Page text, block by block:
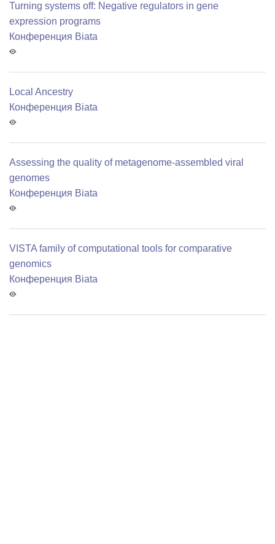
Turning systems off: Negative regulators in gene
expression programs
Конференция Biata
Local Ancestry
Конференция Biata
Assessing the quality of metagenome-assembled viral
genomes
Конференция Biata
VISTA family of computational tools for comparative
genomics
Конференция Biata